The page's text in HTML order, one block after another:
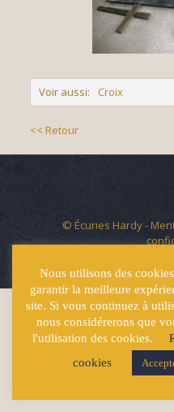
Voir aussi: Croix
<< Retour
© Écuries Hardy -
Nous utilisons des
garantir la meilleure
site. Si vous continuez à
nous considérerons que
l'utilisation des cookies.
cookies